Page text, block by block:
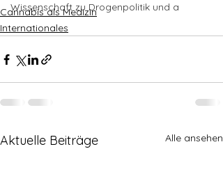
Wissenschaft zu Drogenpolitik und a
Cannabis als Medizin
Internationales
Aktuelle Beiträge Alle ansehen